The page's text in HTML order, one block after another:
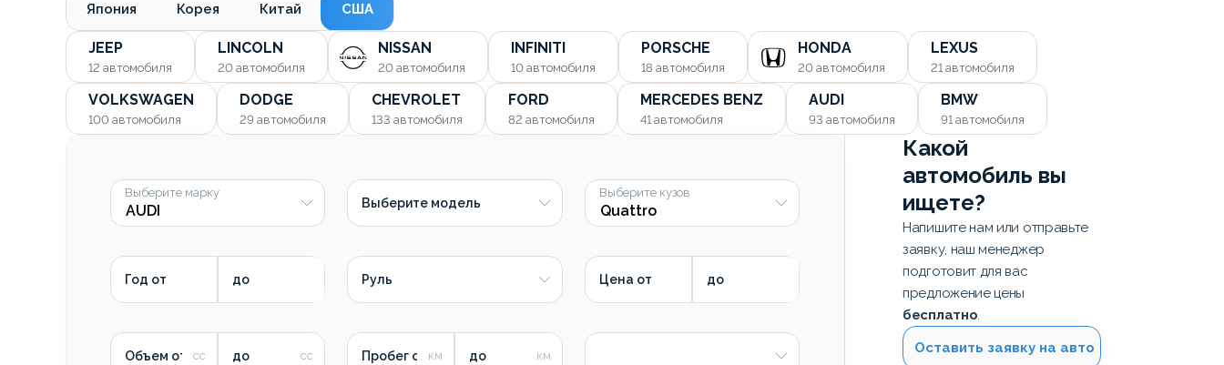
Япония Корея Китай США
JEEP
12 автомобиля
LINCOLN
20 автомобиля
NISSAN
20 автомобиля
INFINITI
10 автомобиля
PORSCHE
18 автомобиля
HONDA
20 автомобиля
LEXUS
21 автомобиля
VOLKSWAGEN
100 автомобиля
DODGE
29 автомобиля
CHEVROLET
133 автомобиля
FORD
82 автомобиля
MERCEDES BENZ
41 автомобиля
AUDI
93 автомобиля
BMW
91 автомобиля
Выберите марку
Выберите модель
Выберите кузов
Год от до Руль Цена от до
Объем от до Пробег от до
Какой
автомобиль вы
ищете?
Напишите нам или отправьте
заявку, наш менеджер
подготовит для вас
предложение цены
бесплатно.
Оставить заявку на авто